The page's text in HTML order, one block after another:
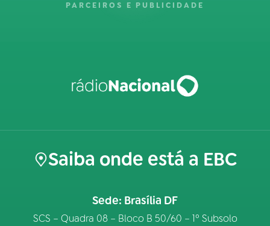
PARCEIROS E PUBLICIDADE
Saiba onde está a EBC
Sede: Brasília DF
SCS – Quadra 08 – Bloco B 50/60 – 1º Subsolo